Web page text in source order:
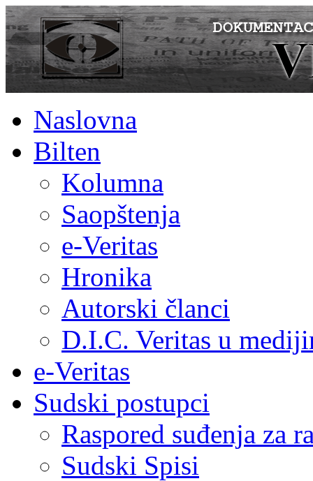
Naslovna
Bilten
Kolumna
Saopštenja
e-Veritas
Hronika
Autorski članci
D.I.C. Veritas u
e-Veritas
Sudski postupci
Raspored suđenja za
Sudski Spisi